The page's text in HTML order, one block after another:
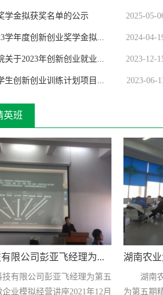
学金拟获奖名单的公示 2025-05-
学年度创新创业奖学金拟... 2024-04-
关于2023年创新创业就业... 2023-12-
生创新创业训练计划项目... 2023-06-
英班
限公司彭亚飞经理为...
有限公司彭亚飞经理为第五
业模拟经营讲座2021年12月
湖南农
湖南
为第五期